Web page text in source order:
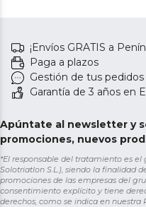
¡Envíos GRATIS a
Paga a plazos
Gestión de tus pedidos
Garantía de 3 años en
Apúntate al newsletter y
promociones, nuevos
*El responsable del tratamiento es el
Solotriatlon S.L.), siendo la finalidad
promociones de las empresas del
consentimiento explícito y tiene
derechos, como se indica en nuestra